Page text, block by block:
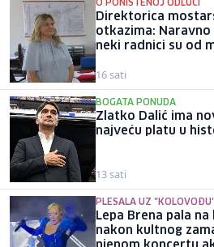
O PONIŠTENOJ ODLUCI
Direktorica
otkazima: Naravno
neki radnici su od
16 sati
BOGATA PONUDA
Zlatko Dalić ima
najveću platu u
13 sati
PLESALA UZ
Lepa Brena pala
nakon kultnog